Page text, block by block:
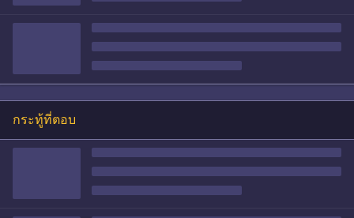
กระทู้ที่ตอบ